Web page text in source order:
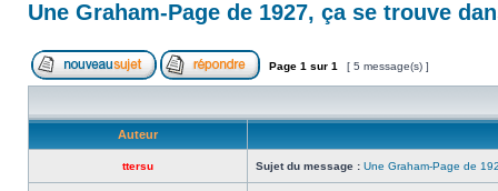
Une Graham-Page de 1927, ça se trouve
Page 1 sur 1 [ 5 message(s) ]
Auteur
ttersu Sujet du message : Une Graham-Page de